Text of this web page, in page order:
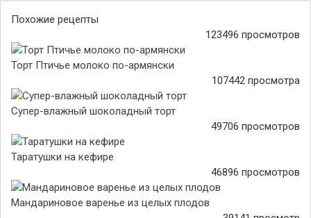
Похожие рецепты
123496 просмотров
Торт Птичье молоко по-армянски
107442 просмотра
Супер-влажный шоколадный торт
49706 просмотров
Таратушки на кефире
46896 просмотров
Мандариновое варенье из целых плодов